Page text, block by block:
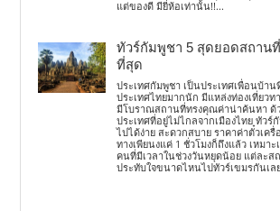
แต่ของดี มียี่ห้อเท่านั้น!!...
ทัวร์กัมพูชา 5 สุดยอดสถาน
ที่สุด
ประเทศกัมพูชา เป็นประเทศเพื่อนบ้า
ประเทศไทยมากนัก มีแหล่งท่องเที่ยวท
มีโบราณสถานที่ทรงคุณค่าน่าค้นหา ด้
ประเทศที่อยู่ไม่ไกลจากเมืองไทย ทัวร์
ไปได้ง่าย สะดวกสบาย ราคาค่าตั๋วเค
ทางเพียนงแค่ 1 ชั่วโมงก็ถึงแล้ว เหมา
คนที่มีเวลาในช่วงวันหยุดน้อย แต่ละส
ประทับใจขนาดไหนไปทัวร์เขมรกันเล